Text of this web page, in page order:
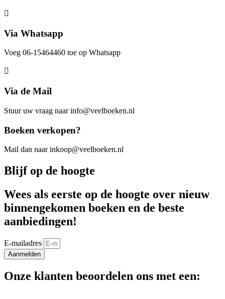
Via Whatsapp
Voeg 06-15464460 toe op Whatsapp
Via de Mail
Stuur uw vraag naar info@veelboeken.nl
Boeken verkopen?
Mail dan naar inkoop@veelboeken.nl
Blijf op de hoogte
Wees als eerste op de hoogte over nieuw
binnengekomen boeken en de beste
aanbiedingen!
E-mailadres
Aanmelden
Onze klanten beoordelen ons met een: